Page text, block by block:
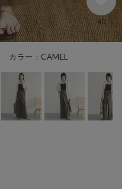
カラー：CAMEL
40